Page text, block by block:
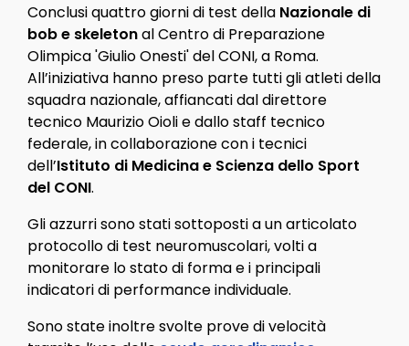
Conclusi quattro giorni di test della Nazionale di
bob e skeletonal Centro di Preparazione
Olimpica 'Giulio Onesti' del CONI, a Roma.
All’iniziativa hanno preso parte tutti gli atleti della
squadra nazionale, affiancati dal direttore
tecnico Maurizio Oioli e dallo staff tecnico
federale, in collaborazione con i tecnici
dell’Istituto di Medicina e Scienza dello Sport
del CONI.
Gli azzurri sono stati sottoposti a un articolato
protocollo di test neuromuscolari, volti a
monitorare lo stato di forma e i principali
indicatori di performance individuale.
Sono state inoltre svolte prove di velocità